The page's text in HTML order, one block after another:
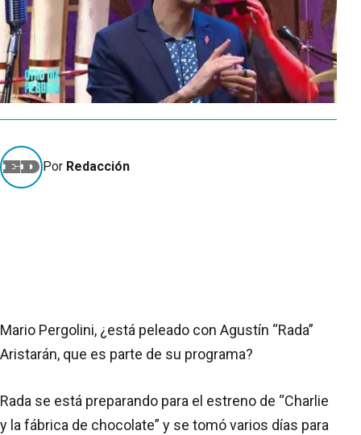
Por Redacción
Mario Pergolini, ¿está peleado con Agustín “Rada”
Aristarán, que es parte de su programa?
Rada se está preparando para el estreno de “Charlie
y la fábrica de chocolate” y se tomó varios días para